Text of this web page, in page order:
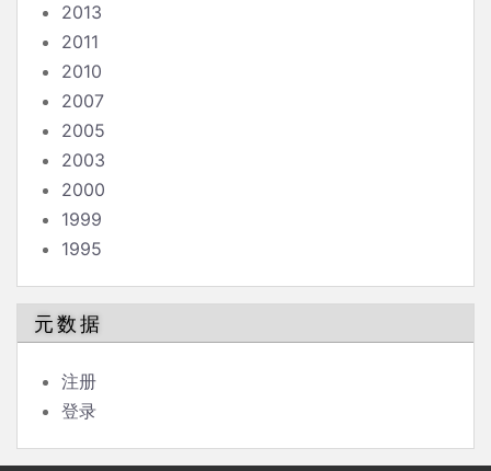
2013
2011
2010
2007
2005
2003
2000
1999
1995
元数据
注册
登录